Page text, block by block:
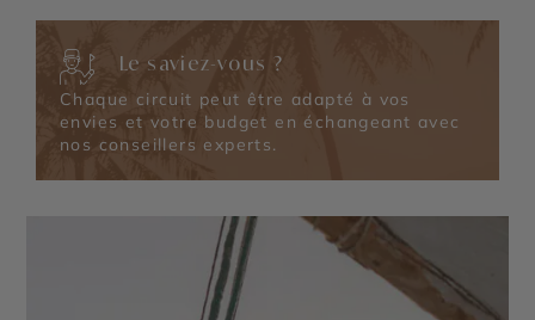
Le saviez-vous ?
Chaque circuit peut être adapté à vos
envies et votre budget en échangeant avec
nos conseillers experts.